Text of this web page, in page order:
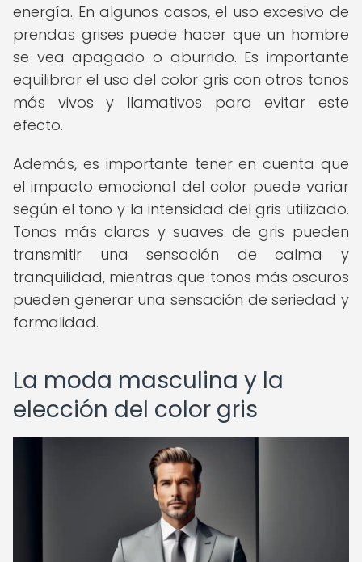
energía. En algunos casos, el uso excesivo de
prendas grises puede hacer que un hombre
se vea apagado o aburrido. Es importante
equilibrar el uso del color gris con otros tonos
más vivos y llamativos para evitar este
efecto.
Además, es importante tener en cuenta que
el impacto emocional del color puede variar
según el tono y la intensidad del gris utilizado.
Tonos más claros y suaves de gris pueden
transmitir una sensación de calma y
tranquilidad, mientras que tonos más oscuros
pueden generar una sensación de seriedad y
formalidad.
La moda masculina y la
elección del color gris